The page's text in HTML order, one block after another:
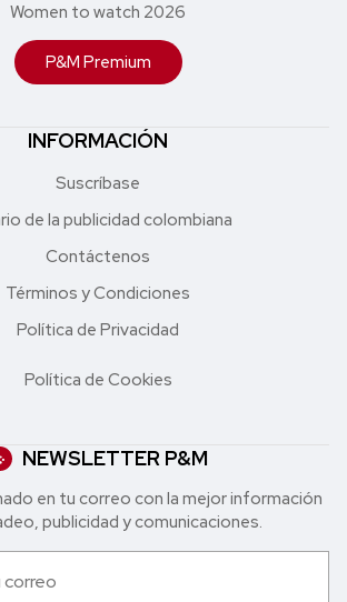
Women to watch 2026
P&M Premium
INFORMACIÓN
Suscríbase
de la publicidad colombiana
Contáctenos
Términos y Condiciones
Política de Privacidad
Política de Cookies
NEWSLETTER P&M
en tu correo con la mejor in formación
publicidad y comunicaciones.